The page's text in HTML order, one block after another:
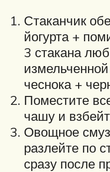
Стаканчик
йогурта +
3 стакана
чеснока +
Поместите
чашу и
Овощное
разлейте по
сразу после